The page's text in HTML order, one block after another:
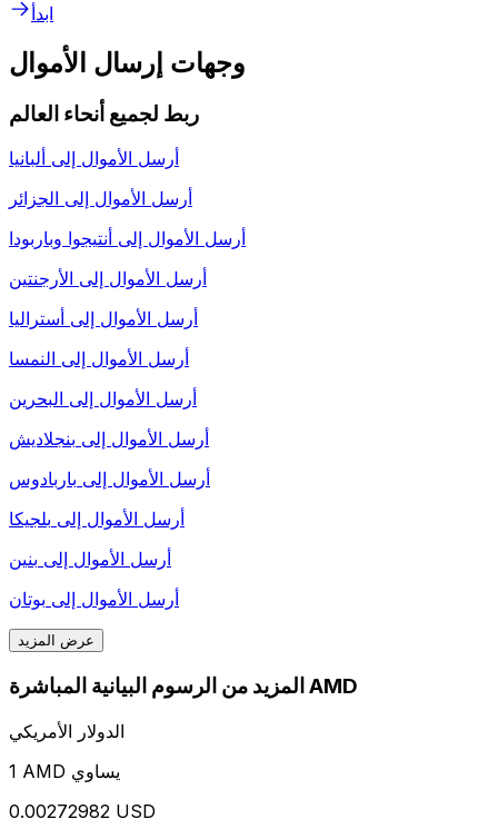
ابدأ
وجهات إرسال الأموال
ربط لجميع أنحاء العالم
أرسل الأموال إلى ألبانيا
أرسل الأموال إلى الجزائر
أرسل الأموال إلى أنتيجوا وباربودا
أرسل الأموال إلى الأرجنتين
أرسل الأموال إلى أستراليا
أرسل الأموال إلى النمسا
أرسل الأموال إلى البحرين
أرسل الأموال إلى بنجلاديش
أرسل الأموال إلى باربادوس
أرسل الأموال إلى بلجيكا
أرسل الأموال إلى بنين
أرسل الأموال إلى بوتان
عرض المزيد
المزيد من الرسوم البيانية المباشرة AMD
الدولار الأمريكي
1 AMD يساوي
0.00272982 USD